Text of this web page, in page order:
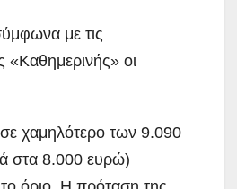
με τις
«Καθημερινής» οι
χαμηλότερο των 9.090
στα 8.000 ευρώ)